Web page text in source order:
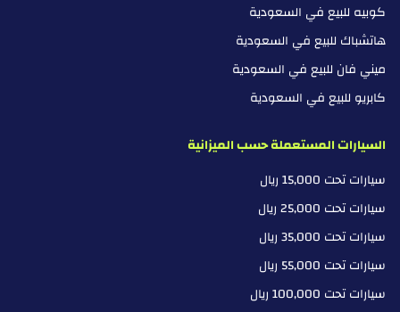
كوبيه للبيع في السعودية
هاتشباك للبيع في السعودية
ميني فان للبيع في السعودية
كابريو للبيع في السعودية
السيارات المستعملة حسب الميزانية
سيارات تحت 15,000 ريال
سيارات تحت 25,000 ريال
سيارات تحت 35,000 ريال
سيارات تحت 55,000 ريال
سيارات تحت 100,000 ريال